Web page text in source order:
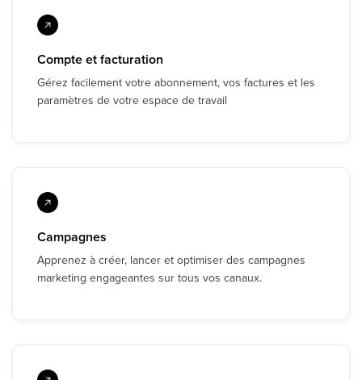
Compte et facturation
Gérez facilement votre abonnement, vos factures et les
paramètres de votre espace de travail
Campagnes
Apprenez à créer, lancer et optimiser des campagnes
marketing engageantes sur tous vos canaux.